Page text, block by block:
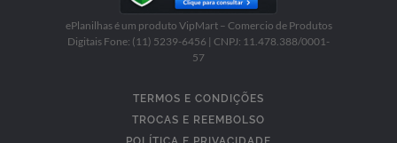
ePlanilhas é um produto VipMart – Comercio de Produtos
Digitais Fone: (11) 5239-6456 | CNPJ: 11.478.388/0001-
57
TERMOS E CONDIÇÕES
TROCAS E REEMBOLSO